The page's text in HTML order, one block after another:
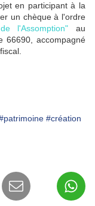
en participant à la
un chèque à l'ordre
l'Assomption" au
66690, accompagné
#création